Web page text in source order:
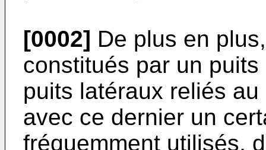
[0002] De plus en
constitués par un
puits latéraux reliés
avec ce dernier un
fréquemment utilisés,